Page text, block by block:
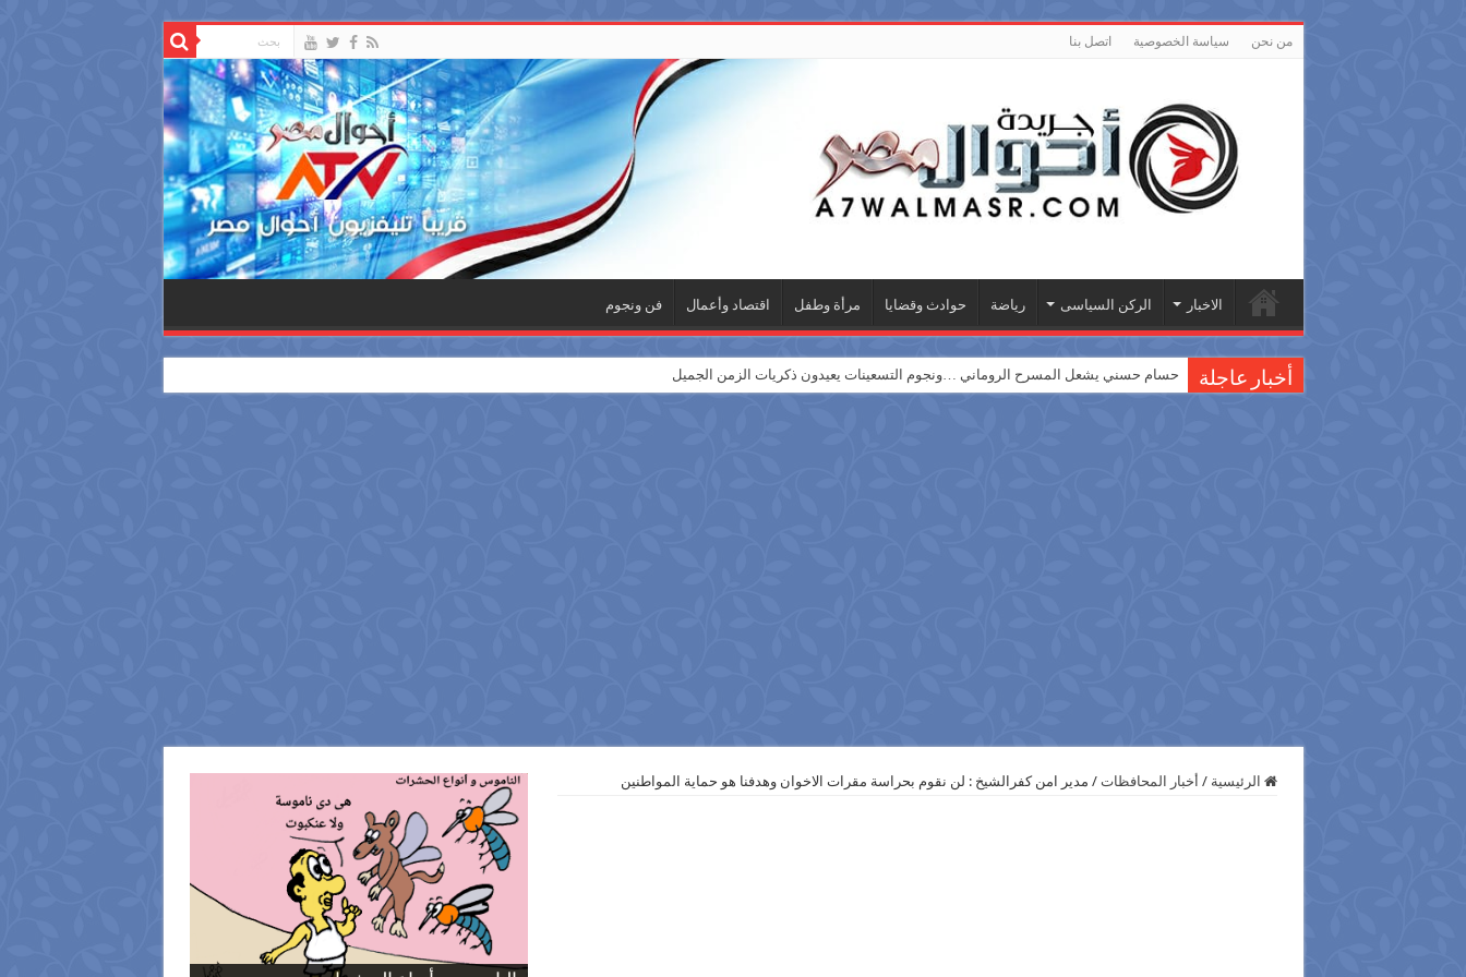
من نحن سياسة الخصوصية اتصل بنا
الاخبار الركن السياسى رياضة حوادث وقضايا مرأة وطفل اقتصاد وأعمال فن ونجوم
أخبار عاجلة حسام حسني يشعل المسرح الروماني …ونجوم التسعينات يعيدون ذكريات الزمن الجميل
الرئيسية / أخبار المحافظات / مدير امن كفرالشيخ : لن نقوم بحراسة مقرات الاخوان وهدفنا هو حماية المواطنين